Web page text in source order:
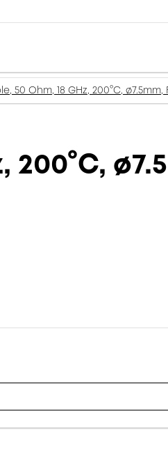
50 Ohm, 18 GHz, 200°C, ø7.5mm,
200°C,